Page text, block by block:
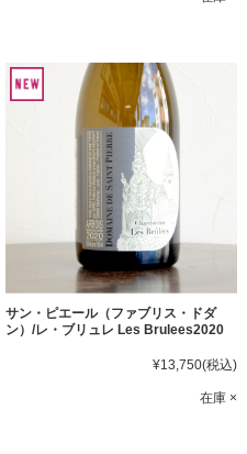
サン・ピエール（ファブリス・ドダ
ン）/レ・ブリュレ Les Brulees2020
¥13,750(税込)
在庫 ×